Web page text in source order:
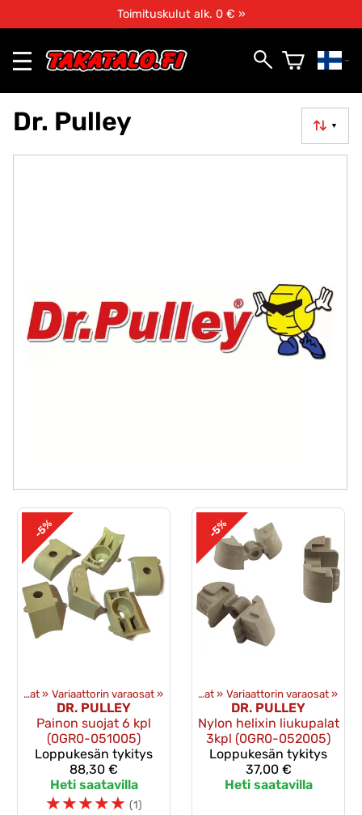
Toimituskulut alk. 0 € »
▼
Dr. Pulley
-5%
Variaattorin osat ‪» Variaattorin varaosat ‪»
DR. PULLEY
Painon suojat 6 kpl
(0GR0-051005)
Loppukesän tykitys
88,30 €
Heti saatavilla
☆☆☆☆☆ (1)
-5%
ja toisioveto ‪» Variaattorin osat ‪» Variaattorin varaosat ‪»
DR. PULLEY
Nylon helixin liukupalat
3kpl (0GR0-052005)
Loppukesän tykitys
37,00 €
Heti saatavilla